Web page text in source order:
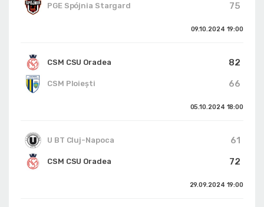
75
PGE Spójnia Stargard
09.10.2024 19:00
CSM CSU Oradea
82
66
CSM Ploiești
05.10.2024 18:00
U BT Cluj-Napoca
61
72
CSM CSU Oradea
29.09.2024 19:00